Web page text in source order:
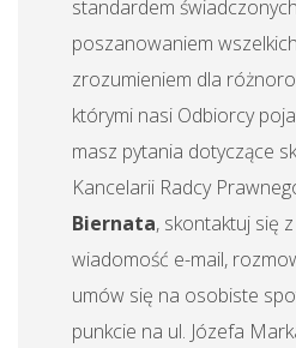
standardem
poszanowaniem
zrozumieniem dla
którymi nasi Odbiorcy
masz pytania dotyczące
Kancelarii Radcy
Biernata, skontaktuj się
wiadomość e-mail,
umów się na osobiste
punkcie na ul. Józefa